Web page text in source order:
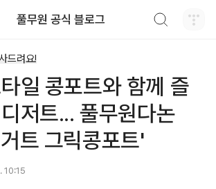
풀무원 공식 블로그
드려요!
일 콩포트와 함께 즐
저트... 풀무원다논
트 그릭콩포트'
10:15